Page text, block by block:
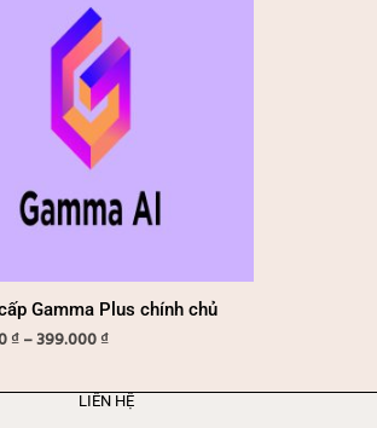
Gamma Plus chính chủ
₫–399.000₫
đến
399.000 ₫
LIÊN HỆ